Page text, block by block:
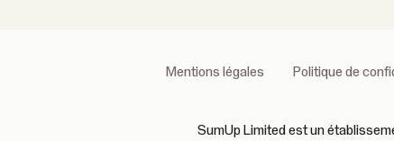
Mentions légales Politique de
SumUp Limited est un